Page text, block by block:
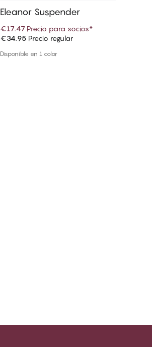
Añadir a la cesta
Eleanor Suspender
€17.47 Precio para socios*
€34.95Precio regular
Disponible en 1 color